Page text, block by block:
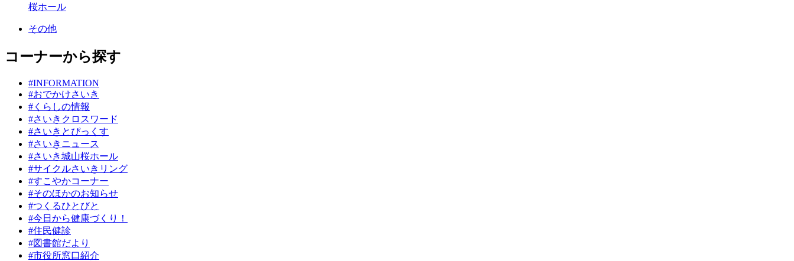
桜ホール
その他
コーナーから探す
#INFORMATION
#おでかけさいき
#くらしの情報
#さいきクロスワード
#さいきとぴっくす
#さいきニュース
#さいき城山桜ホール
#サイクルさいきリング
#すこやかコーナー
#そのほかのお知らせ
#つくるひとびと
#今日から健康づくり！
#住民健診
#図書館だより
#市役所窓口紹介